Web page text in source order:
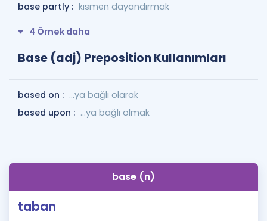
base partly : kısmen dayandırmak
4 Örnek daha
Base (adj) Preposition Kullanımları
based on : ...ya bağlı olarak
based upon : ...ya bağlı olmak
base (n)
taban